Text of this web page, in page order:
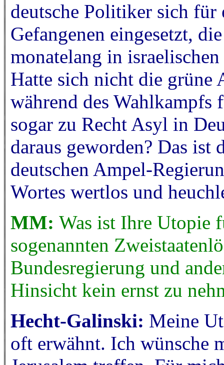
deutsche Politiker sich für
Gefangenen eingesetzt,
monatelang in
Hatte sich nicht die grüne
während des Wahlkampfs
sogar zu Recht Asyl in
daraus geworden? Das
deutschen Ampel-
Wortes wertlos und
MM: Was ist Ihre Utopie
sogenannten
Bundesregierung und
Hinsicht kein ernst zu
Hecht-Galinski: Meine
oft erwähnt. Ich wünsche